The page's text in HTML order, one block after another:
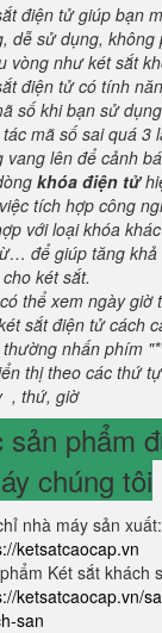
điện tử giúp bạn
dễ sử dụng, không
vòng như két sắt
điện tử có tính
số khi bạn sử
mã số sai quá 3
vang lên để cảnh
khóa điện tử
tích hợp công
với loại khóa
để giúp tăng khả
két sắt.
thể xem ngày giờ
sắt điện tử cách
nhấn phím
thị theo các thứ
, thứ, giờ
sản phẩm
chúng tôi
nhà máy sản xuất:
ketsatcaocap.vn
Két sắt khách
ketsatcaocap.vn/
san